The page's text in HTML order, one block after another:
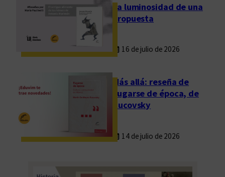
La luminosidad de una
propuesta
16 de julio de 2026
Más allá: reseña de
Fugarse de época, de
Rucovsky
14 de julio de 2026